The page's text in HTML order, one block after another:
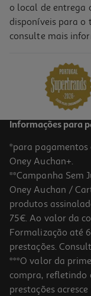
o local de entrega
disponíveis para
consulte mais
Informações para
*para
Oney Auchan+.
**Campanha Sem
Oney Auchan /
produtos
75€. Ao valor da
Formalização até
prestações.
***O valor da
compra, refletindo
prestações